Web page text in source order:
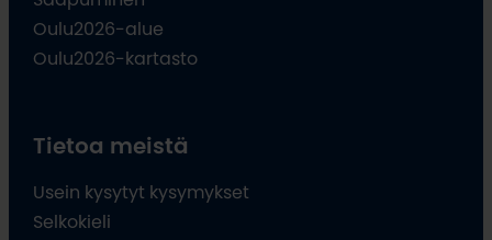
Oulu2026-alue
Oulu2026-kartasto
Tietoa meistä
Usein kysytyt kysymykset
Selkokieli